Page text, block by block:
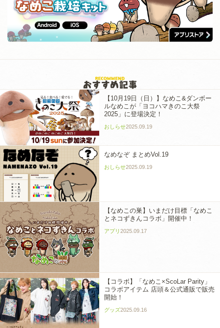
【10月19日（日）】なめこ&ダンボー
ルなめこが「ヨコハマきのこ大祭
2025」に登場決定！
おしらせ2025.09.19
なめなぞ まとめVol.19
おしらせ2025.09.19
【なめこの巣】いまだけ目標「なめこ
とネコずきんコラボ」開催中！
アプリ 2025.09.17
【コラボ】「なめこ×ScoLar Parity」
コラボアイテム 店頭＆公式通販で販売
開始！
グッズ2025.09.16